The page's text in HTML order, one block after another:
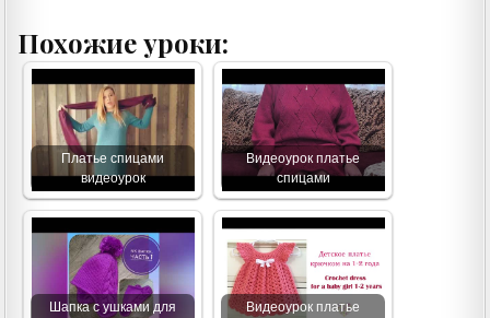
Похожие уроки:
Платье спицами
видеоурок
Видеоурок платье
спицами
Шапка с ушками для
Видеоурок платье